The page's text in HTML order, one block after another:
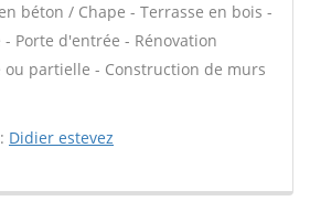
béton / Chape - Terrasse en bois -
Porte d'entrée - Rénovation
partielle - Construction de murs
Didier estevez